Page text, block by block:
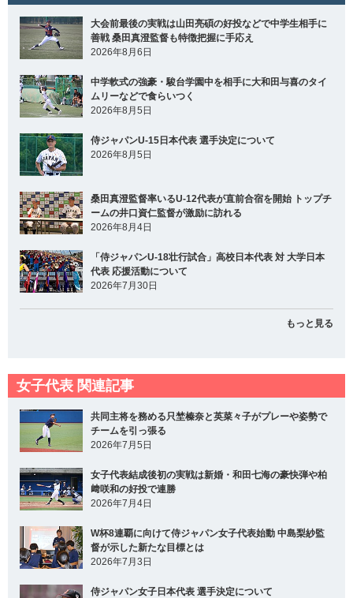
大会前最後の実戦は山田亮碩の好投などで中学生相手に
善戦 桑田真澄監督も特徴把握に手応え
2026年8月6日
中学軟式の強豪・駿台学園中を相手に大和田与喜のタイ
ムリーなどで食らいつく
2026年8月5日
侍ジャパンU-15日本代表 選手決定について
2026年8月5日
桑田真澄監督率いるU-12代表が直前合宿を開始 トップチ
ームの井口資仁監督が激励に訪れる
2026年8月4日
「侍ジャパンU-18壮行試合」高校日本代表 対 大学日本
代表 応援活動について
2026年7月30日
もっと見る
女子代表 関連記事
共同主将を務める只埜榛奈と英菜々子がプレーや姿勢で
チームを引っ張る
2026年7月5日
女子代表結成後初の実戦は新婚・和田七海の豪快弾や柏
﨑咲和の好投で連勝
2026年7月4日
W杯8連覇に向けて侍ジャパン女子代表始動 中島梨紗監
督が示した新たな目標とは
2026年7月3日
侍ジャパン女子日本代表 選手決定について